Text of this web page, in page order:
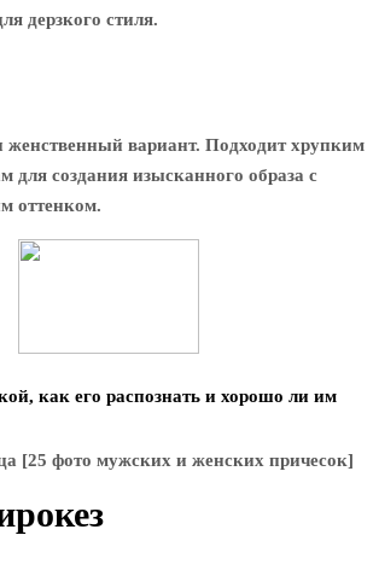
дерзкого стиля.
вариант. Подходит хрупким
создания изысканного образа с
оттенком.
как его распознать и хорошо ли им